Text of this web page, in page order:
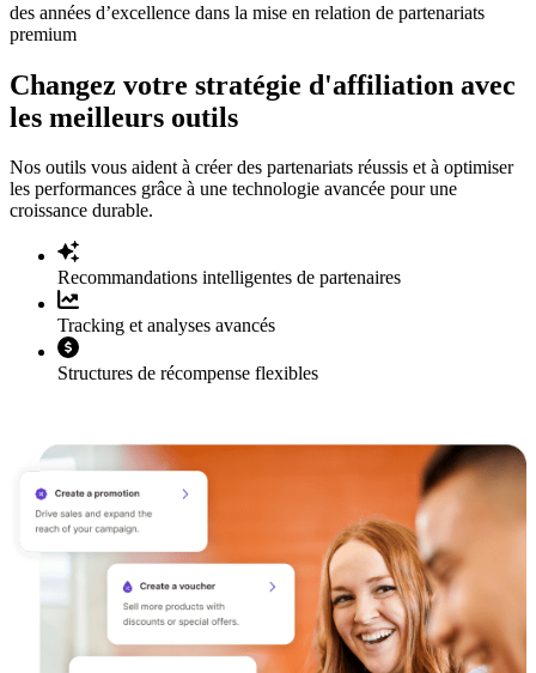
des années d’excellence dans la mise en relation de partenariats
premium
Changez votre stratégie d'affiliation avec
les meilleurs outils
Nos outils vous aident à créer des partenariats réussis et à optimiser
les performances grâce à une technologie avancée pour une
croissance durable.
Recommandations intelligentes de partenaires
Tracking et analyses avancés
Structures de récompense flexibles